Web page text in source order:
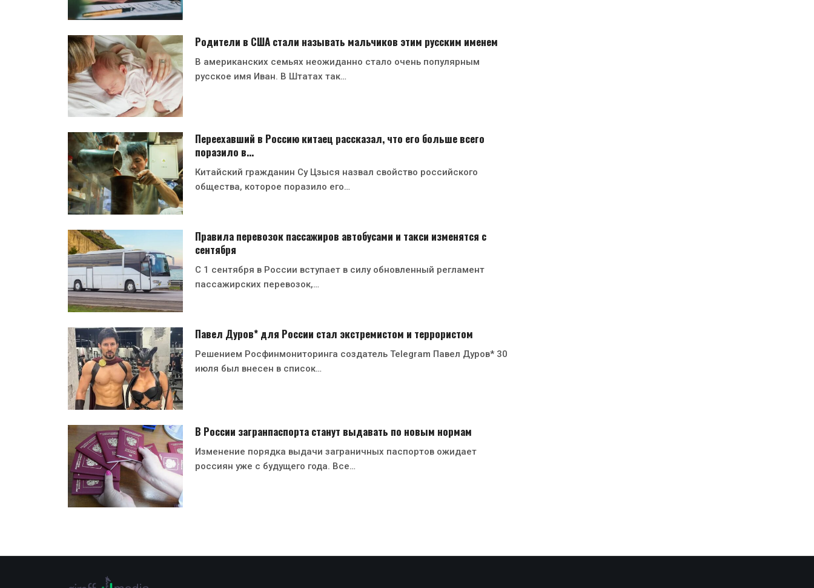
Родители в США стали называть мальчиков этим русским именем
В американских семьях неожиданно стало очень популярным
русское имя Иван. В Штатах так…
Переехавший в Россию китаец рассказал, что его больше всего
поразило в…
Китайский гражданин Су Цзыся назвал свойство российского
общества, которое поразило его…
Правила перевозок пассажиров автобусами и такси изменятся с
сентября
С 1 сентября в России вступает в силу обновленный регламент
пассажирских перевозок,…
Павел Дуров* для России стал экстремистом и террористом
Решением Росфинмониторинга создатель Telegram Павел Дуров* 30
июля был внесен в список…
В России загранпаспорта станут выдавать по новым нормам
Изменение порядка выдачи заграничных паспортов ожидает
россиян уже с будущего года. Все…